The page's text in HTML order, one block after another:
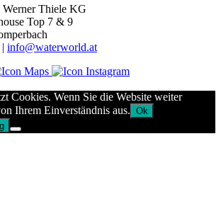
Werner Thiele KG
Top 7 & 9
| info@waterworld.at
Cookies. Wenn Sie die Website weiter
Ihrem Einverständnis aus. Ok